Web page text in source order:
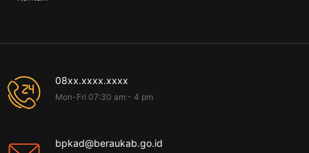
08xx.xxxx.xxxx
Mon-Fri 07:30 am - 4 pm
bpkad@beraukab.go.id